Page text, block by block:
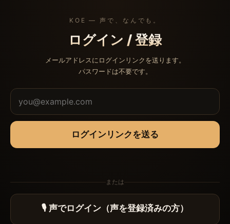
KOE — 声で、なんでも。
ログイン / 登録
メールアドレスにログインリンクを送ります。
パスワードは不要です。
ログインリンクを送る
または
🎙 声でログイン（声を登録済みの方）